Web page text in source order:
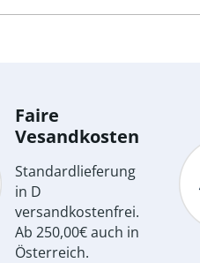
Faire
Vesandkosten
Standardlieferung
in D
versandkostenfrei.
Ab 250,00€ auch in
Österreich.